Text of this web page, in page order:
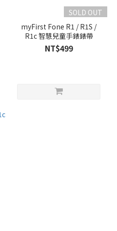
SOLD OUT
myFirst Fone R1 / R1S /
R1c 智慧兒童手錶錶帶
NT$499